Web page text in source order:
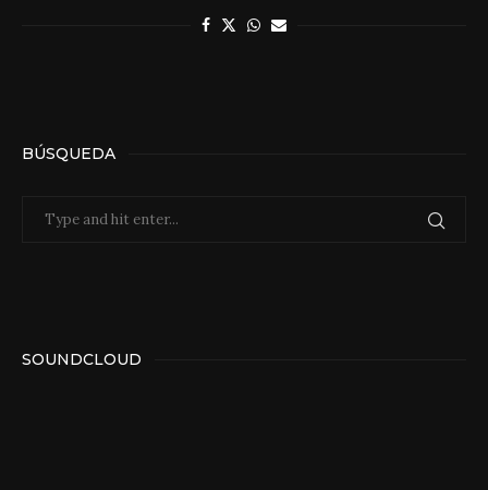
BÚSQUEDA
SOUNDCLOUD